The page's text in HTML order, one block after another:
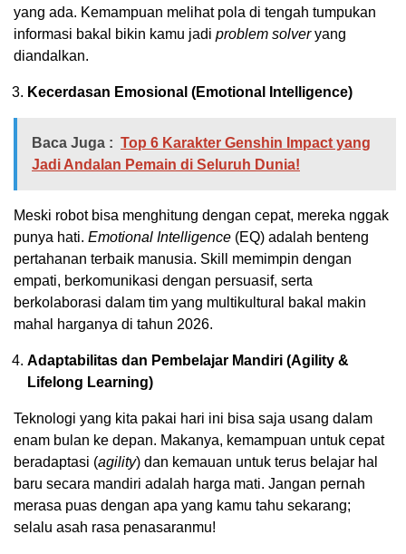
yang ada. Kemampuan melihat pola di tengah tumpukan
informasi bakal bikin kamu jadi problem solveryang
diandalkan.
Kecerdasan Emosional (Emotional Intelligence)
Baca Juga : Top 6 Karakter Genshin Impact yang
Jadi Andalan Pemain di Seluruh Dunia!
Meski robot bisa menghitung dengan cepat, mereka nggak
punya hati. Emotional Intelligence (EQ) adalah benteng
pertahanan terbaik manusia. Skill memimpin dengan
empati, berkomunikasi dengan persuasif, serta
berkolaborasi dalam tim yang multikultural bakal makin
mahal harganya di tahun 2026.
Adaptabilitas dan Pembelajar Mandiri (Agility &
Lifelong Learning)
Teknologi yang kita pakai hari ini bisa saja usang dalam
enam bulan ke depan. Makanya, kemampuan untuk cepat
beradaptasi (agility) dan kemauan untuk terus belajar hal
baru secara mandiri adalah harga mati. Jangan pernah
merasa puas dengan apa yang kamu tahu sekarang;
selalu asah rasa penasaranmu!